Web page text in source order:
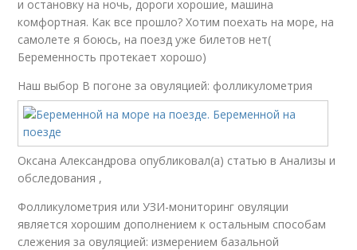
и остановку на ночь, дороги хорошие, машина
комфортная. Как все прошло? Хотим поехать на море, на
самолете я боюсь, на поезд уже билетов нет(
Беременность протекает хорошо)
Наш выбор В погоне за овуляцией: фолликулометрия
Оксана Александрова опубликовал(а) статью в Анализы и
обследования ,
Фолликулометрия или УЗИ-мониторинг овуляции
является хорошим дополнением к остальным способам
слежения за овуляцией: измерением базальной